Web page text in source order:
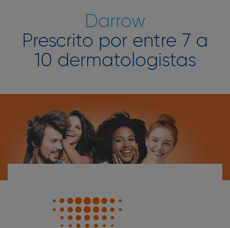
Darrow
Prescrito por entre 7 a
10 dermatologistas